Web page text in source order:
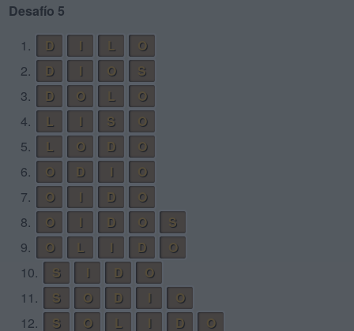
Desafío 5
1.
D L
O
2.
D O
S
3.
D O L
O
4.
L S
O
5.
L O D
O
6.
O D
O
7.
O D
O
8.
O D O
S
9.
O L D
O
10.
S I D
O
11.
S O D I
O
12.
S O L I D O